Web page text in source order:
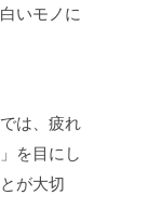
いモノに
は、疲れ
を目にし
が大切